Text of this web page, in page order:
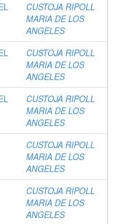
CUSTOJA RIPOLL
MARIA DE LOS
ANGELES
CUSTOJA RIPOLL
MARIA DE LOS
ANGELES
CUSTOJA RIPOLL
MARIA DE LOS
ANGELES
CUSTOJA RIPOLL
MARIA DE LOS
ANGELES
CUSTOJA RIPOLL
MARIA DE LOS
ANGELES